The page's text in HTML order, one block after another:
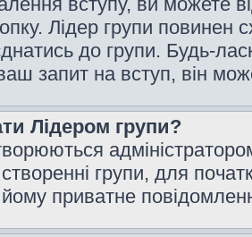
Лідер групи
до групи. Будь-
запит на вступ, він
Лідером групи?
створенні групи, для
приватне